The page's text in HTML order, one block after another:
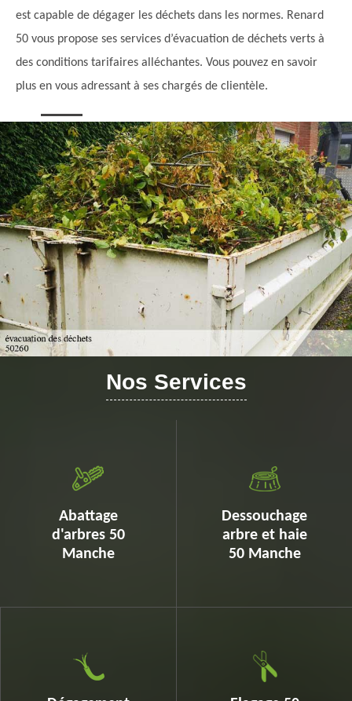
est capable de dégager les déchets dans les normes. Renard
50 vous propose ses services d’évacuation de déchets verts à
des conditions tarifaires alléchantes. Vous pouvez en savoir
plus en vous adressant à ses chargés de clientèle.
Nos Services
Abattage
d'arbres 50
Manche
Dessouchage
arbre et haie
50 Manche